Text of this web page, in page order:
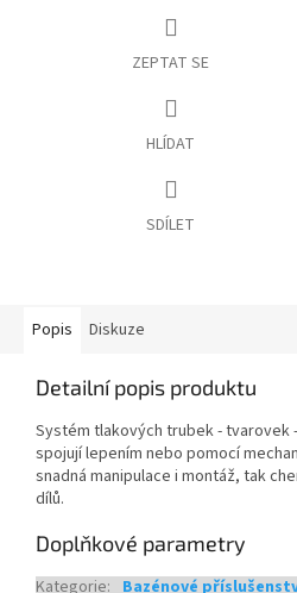
ZEPTAT SE
HLÍDAT
SDÍLET
Popis Diskuze
Detailní popis produktu
Systém tlakových trubek - tvarovek
spojují lepením nebo pomocí
snadná manipulace i montáž, tak
dílů.
Doplňkové parametry
Kategorie: Bazénové